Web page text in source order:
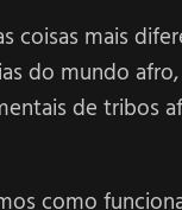
coisas mais
do mundo
de tribos